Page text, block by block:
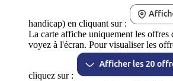
handicap) en cliquant sur :
La carte affiche uniquement les offres
voyez à l'écran. Pour visualiser les
cliquez sur :